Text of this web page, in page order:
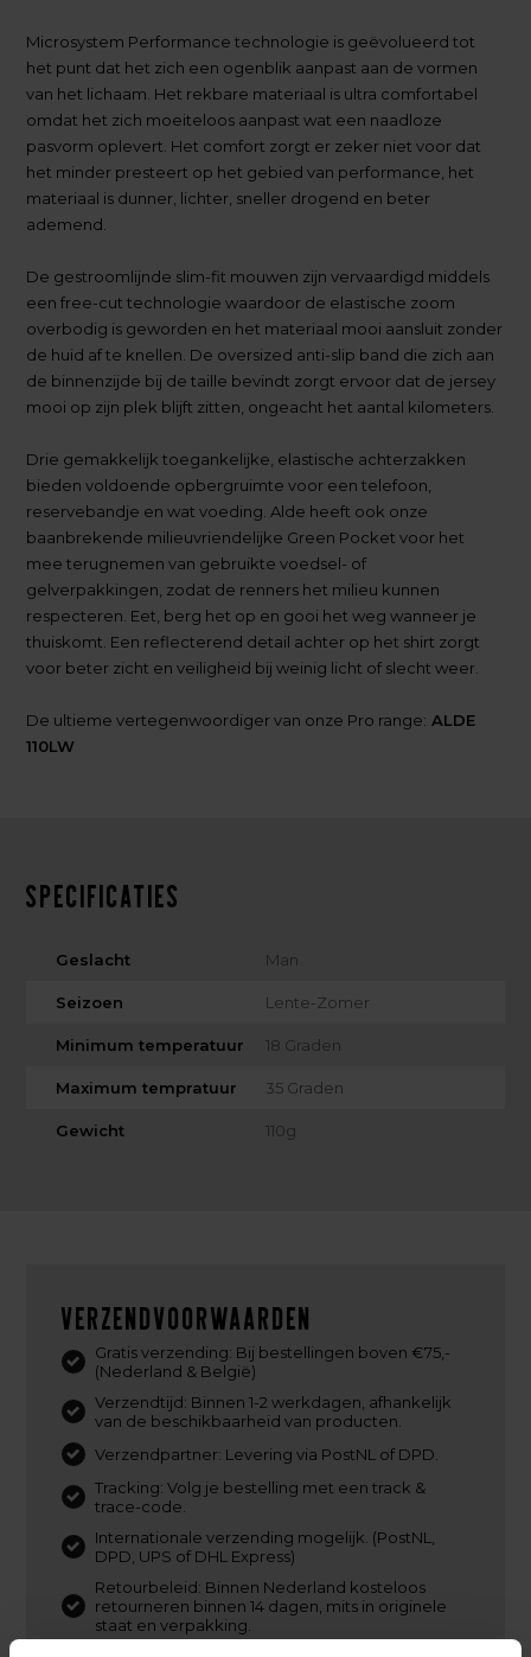
Microsystem Performance technologie is geëvolueerd tot
het punt dat het zich een ogenblik aanpast aan de vormen
van het lichaam. Het rekbare materiaal is ultra comfortabel
omdat het zich moeiteloos aanpast wat een naadloze
pasvorm oplevert. Het comfort zorgt er zeker niet voor dat
het minder presteert op het gebied van performance, het
materiaal is dunner, lichter, sneller drogend en beter
ademend.
De gestroomlijnde slim-fit mouwen zijn vervaardigd middels
een free-cut technologie waardoor de elastische zoom
overbodig is geworden en het materiaal mooi aansluit zonder
de huid af te knellen. De oversized anti-slip band die zich aan
de binnenzijde bij de taille bevindt zorgt ervoor dat de jersey
mooi op zijn plek blijft zitten, ongeacht het aantal kilometers.
Drie gemakkelijk toegankelijke, elastische achterzakken
bieden voldoende opbergruimte voor een telefoon,
reservebandje en wat voeding. Alde heeft ook onze
baanbrekende milieuvriendelijke Green Pocket voor het
mee terugnemen van gebruikte voedsel- of
gelverpakkingen, zodat de renners het milieu kunnen
respecteren. Eet, berg het op en gooi het weg wanneer je
thuiskomt. Een reflecterend detail achter op het shirt zorgt
voor beter zicht en veiligheid bij weinig licht of slecht weer.
De ultieme vertegenwoordiger van onze Pro range: ALDE
110LW
Specificaties
Geslacht Man
Seizoen Lente-Zomer
Minimum temperatuur 18 Graden
Maximum tempratuur 35 Graden
Gewicht 110g
Verzendvoorwaarden
Gratis verzending: Bij bestellingen boven €75,-
(Nederland & België)
Verzendtijd: Binnen 1-2 werkdagen, afhankelijk
van de beschikbaarheid van producten.
Verzendpartner: Levering via PostNL of DPD.
Tracking: Volg je bestelling met een track &
trace-code.
Internationale verzending mogelijk. (PostNL,
DPD, UPS of DHL Express)
Retourbeleid: Binnen Nederland kosteloos
retourneren binnen 14 dagen, mits in originele
staat en verpakking.